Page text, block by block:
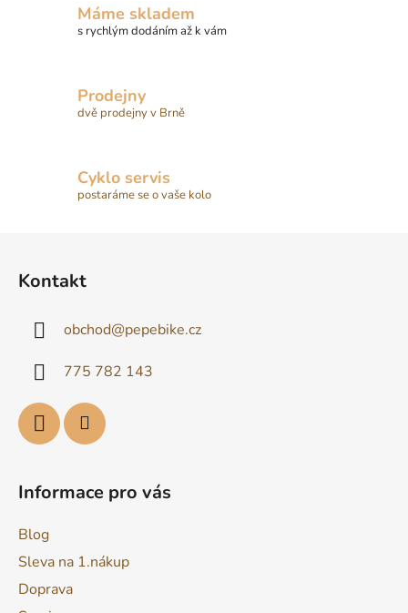
Máme skladem
s rychlým dodáním až k vám
Prodejny
dvě prodejny v Brně
Cyklo servis
postaráme se o vaše kolo
Kontakt
obchod@pepebike.cz
775 782 143
Informace pro vás
Blog
Sleva na 1.nákup
Doprava